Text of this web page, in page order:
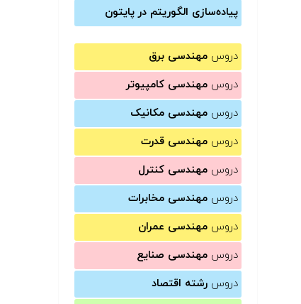
پیاده‌سازی الگوریتم در پایتون
دروس مهندسی برق
دروس مهندسی کامپیوتر
دروس مهندسی مکانیک
دروس مهندسی قدرت
دروس مهندسی کنترل
دروس مهندسی مخابرات
دروس مهندسی عمران
دروس مهندسی صنایع
دروس رشته اقتصاد